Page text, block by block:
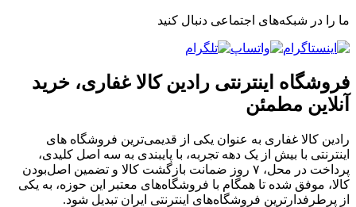
ما را در شبکه‌های اجتماعی دنبال کنید
فروشگاه اینترنتی رادین کالا غفاری، خرید
آنلاین مطمئن
رادین کالا غفاری به عنوان یکی از قدیمی‌ترین فروشگاه های
اینترنتی با بیش از یک دهه تجربه، با پایبندی به سه اصل کلیدی،
پرداخت در محل، ۷ روز ضمانت بازگشت کالا و تضمین اصل‌بودن
کالا، موفق شده تا همگام با فروشگاه‌های معتبر این حوزه، به یکی
از پرطرفدارترین فروشگاه‌های اینترنتی ایران تبدیل شود.